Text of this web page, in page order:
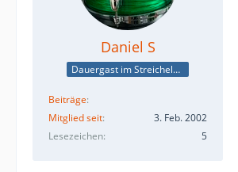
Daniel S
Dauergast im Streichelzoo
Beiträge
Mitglied seit
3. Feb. 2002
Lesezeichen
5